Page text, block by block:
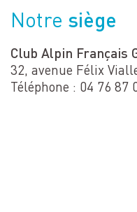
Notre siège
Club Alpin Français
32, avenue Félix
Téléphone : 04 76 87